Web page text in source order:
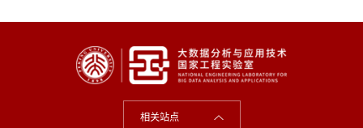
相关站点